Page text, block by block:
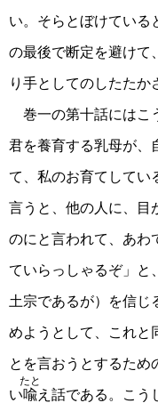
い。そらとぼけている
の最後で断定を避けて
り手としてのしたたか
巻一の第十話にはこ
君を養育する乳母が、
て、私のお育てしてい
言うと、他の人に、目
のにと言われて、あわ
ていらっしゃるぞ」と
土宗であるが）を信じ
めようとして、これと
とを言おうとするため
い喩
たと
え話である。こう